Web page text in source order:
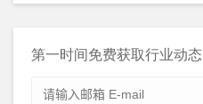
第一时间免费获取行业动态